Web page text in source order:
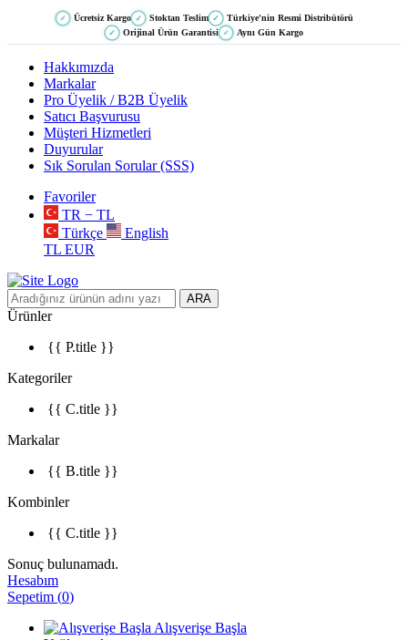
✓ Ücretsiz Kargo ✓ Stoktan Teslim ✓ Türkiye'nin Resmi Distribütörü
✓ Orijinal Ürün Garantisi ✓ Aynı Gün Kargo
Hakkımızda
Markalar
Pro Üyelik / B2B Üyelik
Satıcı Başvurusu
Müşteri Hizmetleri
Duyurular
Sık Sorulan Sorular (SSS)
Favoriler
TR − TL
Türkçe
English
TL EUR
ARA
Ürünler
{{ P.title }}
Kategoriler
{{ C.title }}
Markalar
{{ B.title }}
Kombinler
{{ C.title }}
Sonuç bulunamadı.
Hesabım
Sepetim (0)
Alışverişe Başla